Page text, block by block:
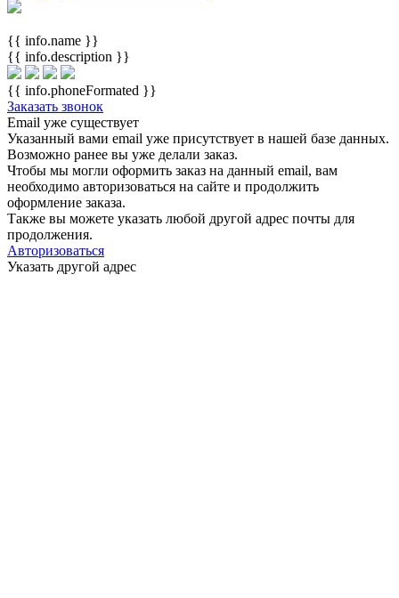
{{ info.name }}
{{ info.description }}
{{ info.phoneFormated }}
Заказать звонок
Email уже существует
Указанный вами email уже присутствует в нашей базе данных.
Возможно ранее вы уже делали заказ.
Чтобы мы могли оформить заказ на данный email, вам
необходимо авторизоваться на сайте и продолжить
оформление заказа.
Также вы можете указать любой другой адрес почты для
продолжения.
Авторизоваться
Указать другой адрес